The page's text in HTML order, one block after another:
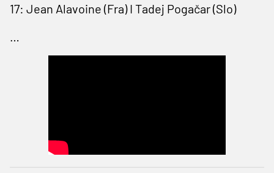
17: Jean Alavoine (Fra) I Tadej Pogačar (Slo)
…